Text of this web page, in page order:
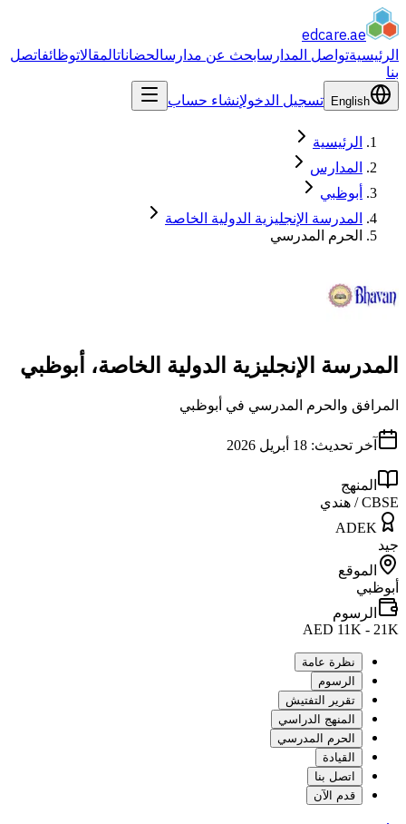
edcare.ae
الرئيسيةتواصل المدارسابحث عن مدارسالحضاناتالمقالاتوظائفاتصل
بنا
English تسجيل الدخولإنشاء حساب
الرئيسية
المدارس
أبوظبي
المدرسة الإنجليزية الدولية الخاصة
الحرم المدرسي
المدرسة الإنجليزية الدولية الخاصة، أبوظبي
المرافق والحرم المدرسي في أبوظبي
آخر تحديث: 18 أبريل 2026
المنهج
CBSE / هندي
ADEK
جيد
الموقع
أبوظبي
الرسوم
AED 11K - 21K
نظرة عامة
الرسوم
تقرير التفتيش
المنهج الدراسي
الحرم المدرسي
القيادة
اتصل بنا
قدم الآن